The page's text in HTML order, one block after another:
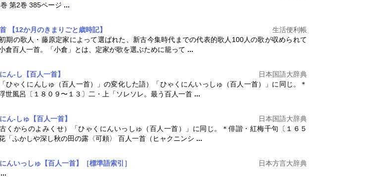
第2巻 385ページ ...
【12か月のきまりごと歳時記】
生活便利帳
期の歌人・藤原定家によって選ばれた、新古今集時代までの代表的歌人100人の歌が収められて
倉百人一首。「小倉」とは、定家が歌を選ぶために籠って ...
ん‐し【百人一首】
日本国語大辞典
ひゃくにんしゅ（百人一首）」の変化した語）「ひゃくにんいっしゅ（百人一首）」に同じ。＊
世風呂〔１８０９〜１３〕二・上「ソレソレ。最う百人一首 ...
ん‐しゅ【百人一首】
日本国語大辞典
古くからのよみくせ）「ひゃくにんいっしゅ（百人一首）」に同じ。＊俳諧・紅梅千句〔１６５
「ふかしや深し秋の田の露〈可頼〉 百人一首 （ヒャクニンシ ...
んいっしゅ【百人一首】［標準語索引］
日本方言大辞典
...